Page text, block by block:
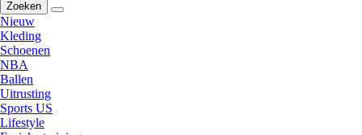
Zoeken
Nieuw
Kleding
Schoenen
NBA
Ballen
Uitrusting
Sports US
Lifestyle